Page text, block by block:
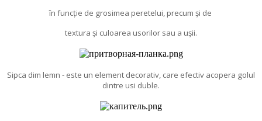
în funcție de grosimea peretelui, precum și de
textura și culoarea usorilor sau a ușii.
Sipca dim lemn - este un element decorativ, care efectiv acopera golul
dintre usi duble.